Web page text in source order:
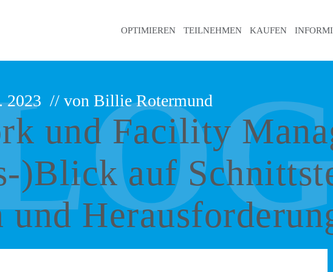
OPTIMIEREN TEILNEHMEN KAUFEN
2023 // von Billie Rotermund
und Facility
)Blick auf
und